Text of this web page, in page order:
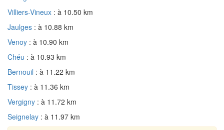
Villiers-Vineux : à 10.50 km
Jaulges : à 10.88 km
Venoy : à 10.90 km
Chéu : à 10.93 km
Bernouil : à 11.22 km
Tissey : à 11.36 km
Vergigny : à 11.72 km
Seignelay : à 11.97 km